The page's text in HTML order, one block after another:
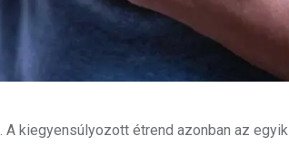
kiegyensúlyozott étrend azonban az egyik